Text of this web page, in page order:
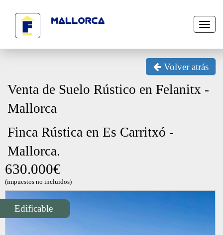
Toggle
Volver atrás
Venta de Suelo Rústico en Felanitx -
Mallorca
Finca Rústica en Es Carritxó -
Mallorca.
630.000€
(impuestos no incluidos)
Edificable